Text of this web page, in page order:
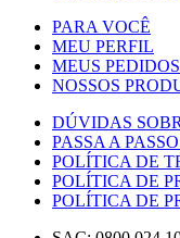
PARA VOCÊ
MEU PERFIL
MEUS PEDIDOS
NOSSOS
DÚVIDAS
PASSA A
POLÍTICA DE
POLÍTICA DE
POLÍTICA DE